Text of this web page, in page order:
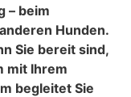
– beim
Hunden.
Sie bereit sind,
mit Ihrem
begleitet Sie